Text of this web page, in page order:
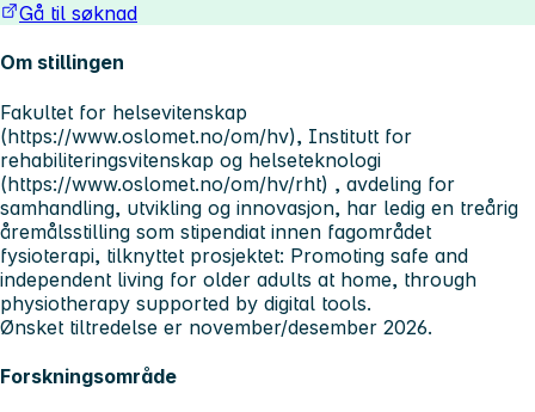
Gå til søknad
Om stillingen
Fakultet for helsevitenskap
(https://www.oslomet.no/om/hv), Institutt for
rehabiliteringsvitenskap og helseteknologi
(https://www.oslomet.no/om/hv/rht) , avdeling for
samhandling, utvikling og innovasjon, har ledig en treårig
åremålsstilling som stipendiat innen fagområdet
fysioterapi, tilknyttet prosjektet: Promoting safe and
independent living for older adults at home, through
physiotherapy supported by digital tools.
Ønsket tiltredelse er november/desember 2026.
Forskningsområde